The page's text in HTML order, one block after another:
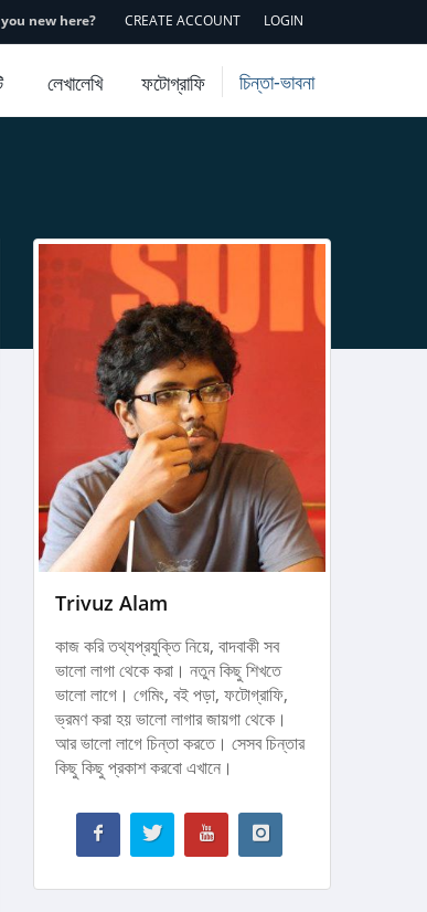
new here? CREATE ACCOUNT LOGIN
চিন্তা-ভাবনা
লেখালেখি ফটোগ্রাফি
Trivuz Alam
কাজ করি তথ্যপ্রযুক্তি নিয়ে, বাদবাকী সব
ভালো লাগা থেকে করা। নতুন কিছু শিখতে
ভালো লাগে। গেমিং, বই পড়া, ফটোগ্রাফি,
ভ্রমণ করা হয় ভালো লাগার জায়গা থেকে।
আর ভালো লাগে চিন্তা করতে। সেসব চিন্তার
কিছু কিছু প্রকাশ করবো এখানে।